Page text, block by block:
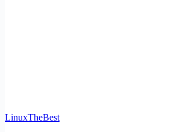
LinuxTheBest